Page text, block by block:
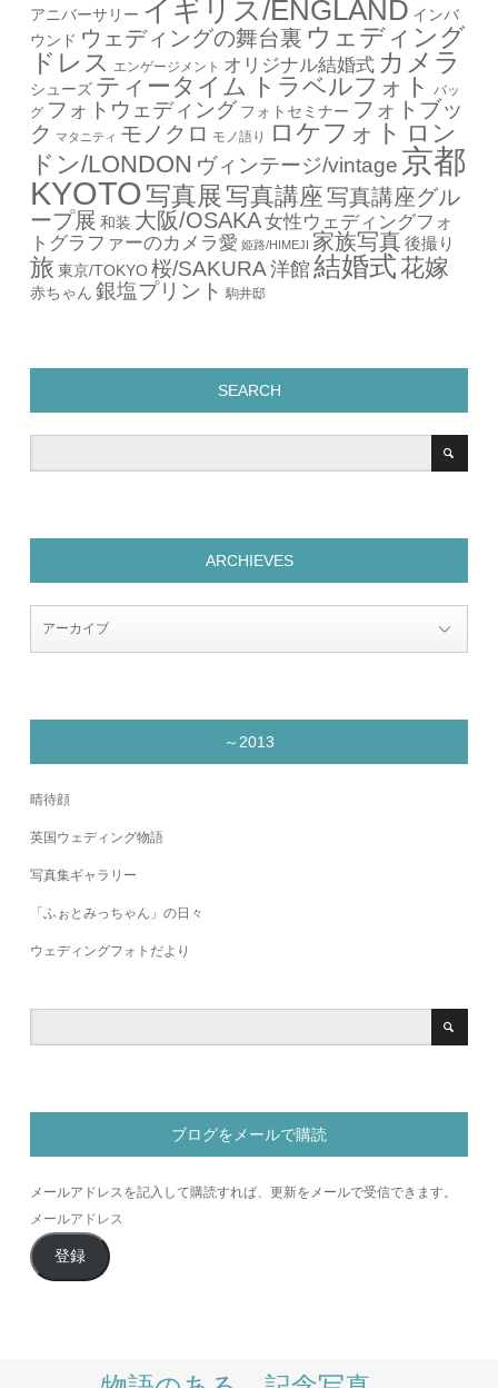
アニバーサリー イギリス/ENGLAND インバ
ウンド ウェディングの舞台裏 ウェディング
ドレス エンゲージメント オリジナル結婚式 カメラ
シューズ ティータイム トラベルフォト
バッ
グ フォトウェディング フォトセミナー フォトブッ
ク マタニティ モノクロ モノ語り ロケフォト ロン
ドン/LONDON ヴィンテージ/vintage 京都
KYOTO 写真展 写真講座写真講座グル
ープ展 和装 大阪/OSAKA女性ウェディングフォ
トグラファーのカメラ愛 姫路/HIMEJI 家族写真 後撮り
旅 東京/TOKYO 桜/SAKURA 洋館 結婚式花嫁
赤ちゃん 銀塩プリント 駒井邸
SEARCH
ARCHIEVES
～2013
晴待顔
英国ウェディング物語
写真集ギャラリー
「ふぉとみっちゃん」の日々
ウェディングフォトだより
ブログをメールで購読
メールアドレスを記入して購読すれば、更新をメールで受信できます。
メ
ー
ル
登録